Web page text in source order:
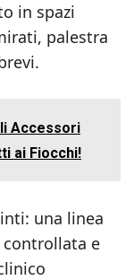
in spazi
palestra
Accessori
ai Fiocchi!
una linea
e